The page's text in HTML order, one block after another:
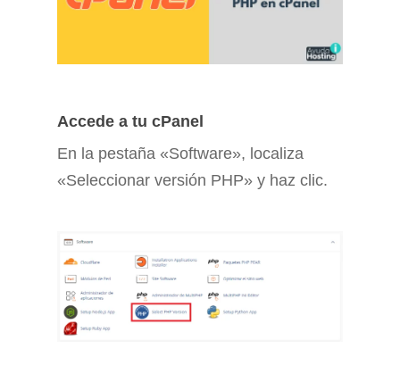
Accede a tu cPanel
En la pestaña «Software», localiza
«Seleccionar versión PHP» y haz clic.